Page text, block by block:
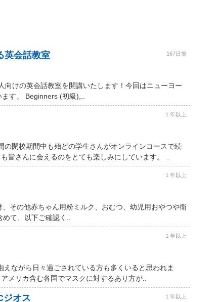
英会話教室 167日前
けの英会話教室を開講いたします！今回はニューヨー
す。 Beginners (初級),..
１年以上
閉校期間中も殆どの学生さんがオンラインコースで続
皆さんに会えるのをとても楽しみにしています。 ..
１年以上
その他赤ちゃん用粉ミルク、おむつ、幼児用おやつや衛
て、以下ご確認く..
１年以上
ながら日々過ごされている方も多くいると思われま
メリカ含む各国でマスクに対するあり方が..
ジオス １年以上